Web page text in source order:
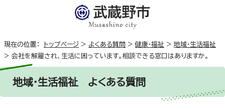
現在の位置： トップページ > よくある質問 > 健康・福祉 > 地域・生活福祉
> 会社を解雇され、生活に困っています。相談できる窓口はありますか。
地域・生活福祉 よくある質問